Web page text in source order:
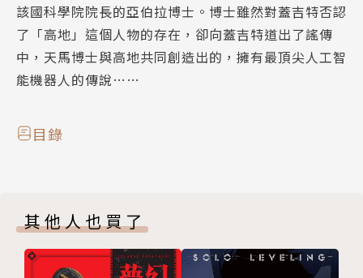
該國科學院院長的亞伯拉博士。博士雖然對蓋吉特否認
了「高地」這個人物的存在，卻向蓋吉特道出了謠傳
中，天馬博士與高地共同創造出的，擁有最頂尖人工智
能機器人的傳說……
目錄
其他人也買了